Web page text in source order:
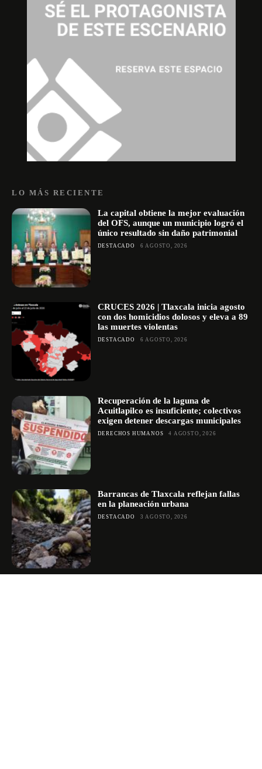
LO MÁS RECIENTE
La capital obtiene la mejor evaluación
del OFS, aunque un municipio logró el
único resultado sin daño patrimonial
DESTACADO 6 AGOSTO, 2026
CRUCES 2026 | Tlaxcala inicia agosto
con dos homicidios dolosos y eleva a 89
las muertes violentas
DESTACADO 6 AGOSTO, 2026
Recuperación de la laguna de
Acuitlapilco es insuficiente; colectivos
exigen detener descargas municipales
DERECHOS HUMANOS 4 AGOSTO, 2026
Barrancas de Tlaxcala reflejan fallas
en la planeación urbana
DESTACADO 3 AGOSTO, 2026